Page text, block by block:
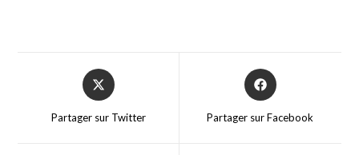
Partager sur Twitter Partager sur Facebook